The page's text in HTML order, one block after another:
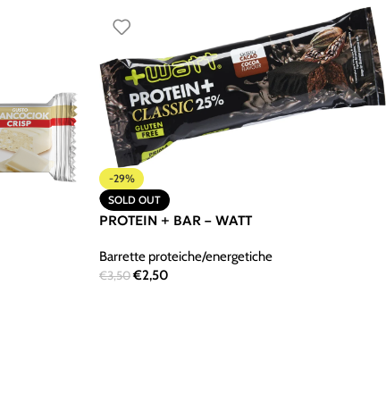
-29%
SOLD OUT
PROTEIN + BAR – WATT
Barrette proteiche/energetiche
€3,50€2,50